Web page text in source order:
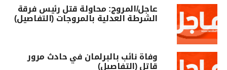
عاجل/المروج: محاولة قتل رئيس فرقة
الشرطة العدلية بالمروجات (التفاصيل)
وفاة نائب بالبرلمان في حادث مرور
قاتل (التفاصيل)